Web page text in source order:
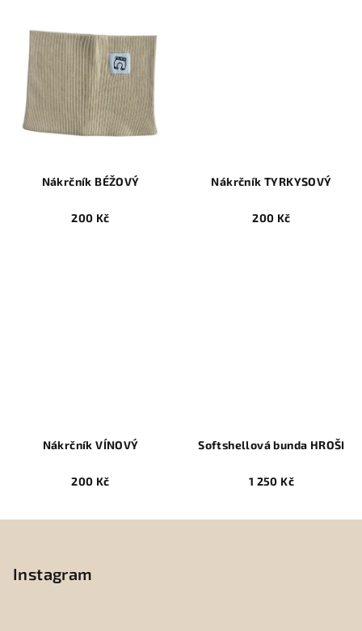
Nákrčník BÉŽOVÝ
200 Kč
Nákrčník TYRKYSOVÝ
200 Kč
Nákrčník VÍNOVÝ
200 Kč
Softshellová bunda HROŠI
1 250 Kč
Instagram